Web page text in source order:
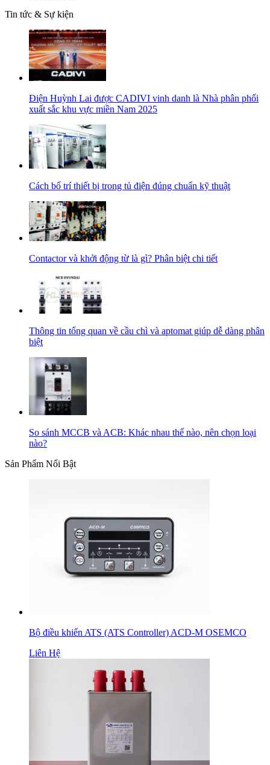
Tin tức & Sự kiện
Điện Huỳnh Lai được CADIVI vinh danh là Nhà phân phối
xuất sắc khu vực miền Nam 2025
Cách bố trí thiết bị trong tủ điện đúng chuẩn kỹ thuật
Contactor và khởi động từ là gì? Phân biệt chi tiết
Thông tin tổng quan về cầu chì và aptomat giúp dễ dàng phân
biệt
So sánh MCCB và ACB: Khác nhau thế nào, nên chọn loại
nào?
Sản Phẩm Nổi Bật
Bộ điều khiển ATS (ATS Controller) ACD-M OSEMCO
Liên Hệ